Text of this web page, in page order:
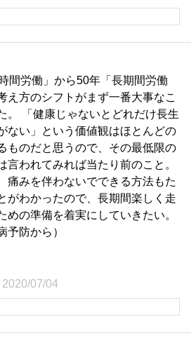
間労働」から50年「長期間労働
え方のシフトがまず一番大事なこ
。 「健康じゃないとどれだけ長生
ない」という価値観はほとんどの
ものだと思うので、その最低限の
言われてみれば当たり前のこと。
痛みを伴わないでできる方法もた
がわかったので、長期間楽しく走
めの準備を着実にしていきたい。
予防から）
2020/07/04